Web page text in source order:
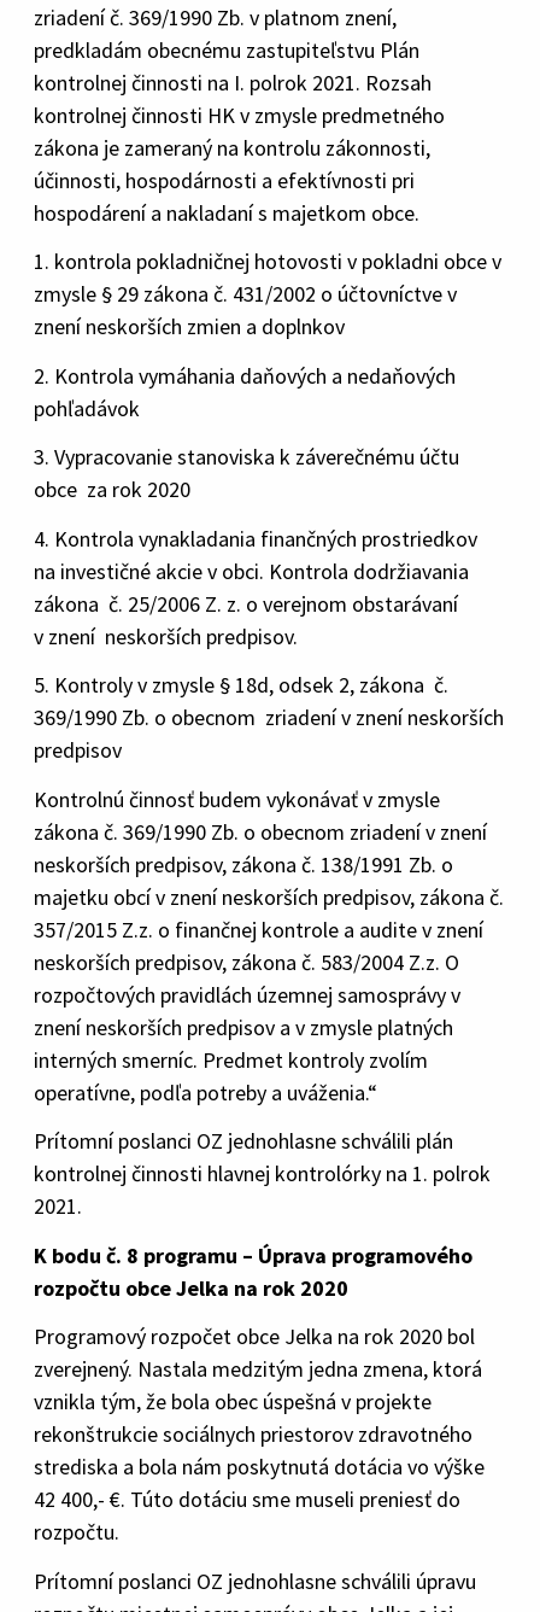
zriadení č. 369/1990 Zb. v platnom znení,
predkladám obecnému zastupiteľstvu Plán
kontrolnej činnosti na I. polrok 2021. Rozsah
kontrolnej činnosti HK v zmysle predmetného
zákona je zameraný na kontrolu zákonnosti,
účinnosti, hospodárnosti a efektívnosti pri
hospodárení a nakladaní s majetkom obce.
1. kontrola pokladničnej hotovosti v pokladni obce v
zmysle § 29 zákona č. 431/2002 o účtovníctve v
znení neskorších zmien a doplnkov
2. Kontrola vymáhania daňových a nedaňových
pohľadávok
3. Vypracovanie stanoviska k záverečnému účtu
obce za rok 2020
4. Kontrola vynakladania finančných prostriedkov
na investičné akcie v obci. Kontrola dodržiavania
zákona č. 25/2006 Z. z. o verejnom obstarávaní
v znení neskorších predpisov.
5. Kontroly v zmysle § 18d, odsek 2, zákona č.
369/1990 Zb. o obecnom zriadení v znení neskorších
predpisov
Kontrolnú činnosť budem vykonávať v zmysle
zákona č. 369/1990 Zb. o obecnom zriadení v znení
neskorších predpisov, zákona č. 138/1991 Zb. o
majetku obcí v znení neskorších predpisov, zákona č.
357/2015 Z.z. o finančnej kontrole a audite v znení
neskorších predpisov, zákona č. 583/2004 Z.z. O
rozpočtových pravidlách územnej samosprávy v
znení neskorších predpisov a v zmysle platných
interných smerníc. Predmet kontroly zvolím
operatívne, podľa potreby a uváženia.“
Prítomní poslanci OZ jednohlasne schválili plán
kontrolnej činnosti hlavnej kontrolórky na 1. polrok
2021.
K bodu č. 8 programu – Úprava programového
rozpočtu obce Jelka na rok 2020
Programový rozpočet obce Jelka na rok 2020 bol
zverejnený. Nastala medzitým jedna zmena, ktorá
vznikla tým, že bola obec úspešná v projekte
rekonštrukcie sociálnych priestorov zdravotného
strediska a bola nám poskytnutá dotácia vo výške
42 400,- €. Túto dotáciu sme museli preniesť do
rozpočtu.
Prítomní poslanci OZ jednohlasne schválili úpravu